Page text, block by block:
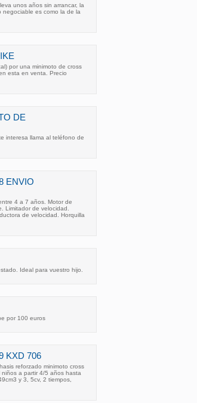
unos años sin arrancar, la
negociable es como la de la
por una minimoto de cross
esta en venta. Precio
DE
interesa llama al teléfono de
ENVIO
4 a 7 años. Motor de
Limitador de velocidad.
de velocidad. Horquilla
Ideal para vuestro hijo.
por 100 euros
KXD 706
reforzado minimoto cross
a partir 4/5 años hasta
y 3, 5cv, 2 tiempos,